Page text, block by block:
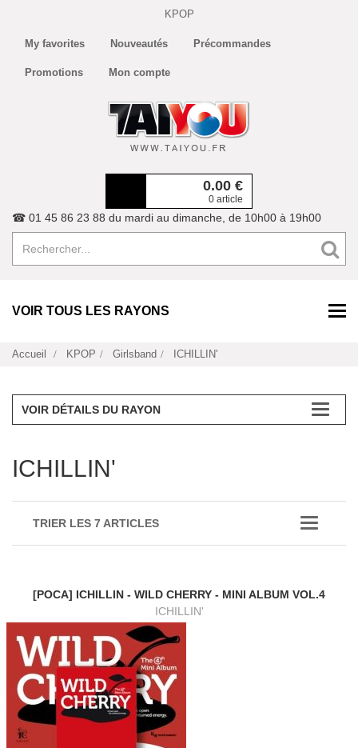
KPOP
My favorites Nouveautés Précommandes
Promotions Mon compte
0.00 €
0 article
☎ 01 45 86 23 88 du mardi au dimanche, de 10h00 à 19h00
VOIR TOUS LES RAYONS
Accueil KPOP Girlsband ICHILLIN'
VOIR DÉTAILS DU RAYON
ICHILLIN'
TRIER LES 7 ARTICLES
[POCA] ICHILLIN - WILD CHERRY - MINI ALBUM VOL.4
ICHILLIN'